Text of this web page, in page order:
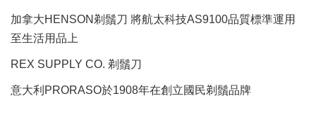
加拿大HENSON剃鬚刀 將航太科技AS9100品質標準運用
至生活用品上
REX SUPPLY CO. 剃鬚刀
意大利PRORASO於1908年在創立國民剃鬚品牌